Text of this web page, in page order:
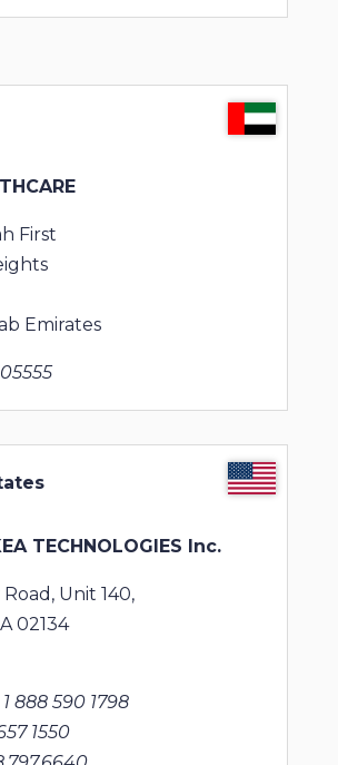
First
Emirates
TECHNOLOGIES Inc.
Unit 140,
02134
888 590 1798
1550